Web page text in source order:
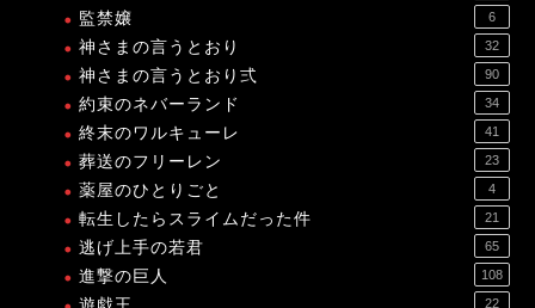
監禁嬢 6
神さまの言うとおり 32
神さまの言うとおり弍 90
約束のネバーランド 34
終末のワルキューレ 41
葬送のフリーレン 23
薬屋のひとりごと 4
転生したらスライムだった件 21
逃げ上手の若君 65
進撃の巨人 108
22